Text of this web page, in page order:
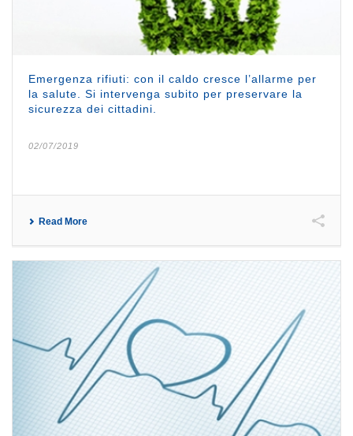
Emergenza rifiuti: con il caldo cresce l’allarme per
la salute. Si intervenga subito per preservare la
sicurezza dei cittadini.
02/07/2019
Read More